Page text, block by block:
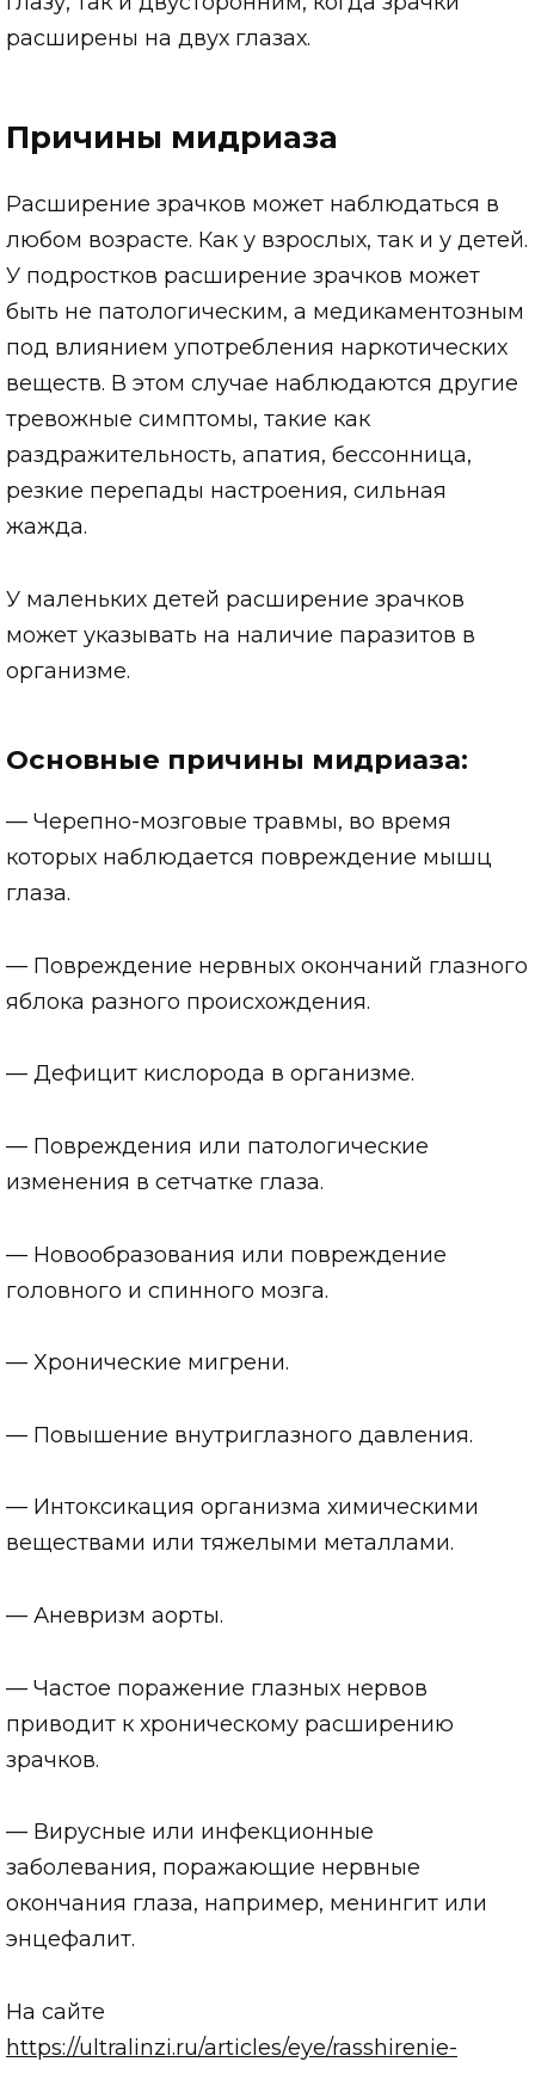
расширены на двух глазах.
Причины мидриаза
Расширение зрачков может наблюдаться в
любом возрасте. Как у взрослых, так и у детей.
У подростков расширение зрачков может
быть не патологическим, а медикаментозным
под влиянием употребления наркотических
веществ. В этом случае наблюдаются другие
тревожные симптомы, такие как
раздражительность, апатия, бессонница,
резкие перепады настроения, сильная
жажда.
У маленьких детей расширение зрачков
может указывать на наличие паразитов в
организме.
Основные причины мидриаза:
— Черепно-мозговые травмы, во время
которых наблюдается повреждение мышц
глаза.
— Повреждение нервных окончаний глазного
яблока разного происхождения.
— Дефицит кислорода в организме.
— Повреждения или патологические
изменения в сетчатке глаза.
— Новообразования или повреждение
головного и спинного мозга.
— Хронические мигрени.
— Повышение внутриглазного давления.
— Интоксикация организма химическими
веществами или тяжелыми металлами.
— Аневризм аорты.
— Частое поражение глазных нервов
приводит к хроническому расширению
зрачков.
— Вирусные или инфекционные
заболевания, поражающие нервные
окончания глаза, например, менингит или
энцефалит.
На сайте
https://ultralinzi.ru/articles/eye/rasshirenie-